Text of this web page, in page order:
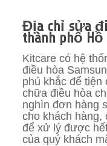
Địa chỉ sửa
thành phố Hồ
Kitcare có hệ
điều hòa
phủ khắc để tiện
chữa điều hòa
nghìn đơn hàng
cho khách hàng,
để xử lý được
của quý khách